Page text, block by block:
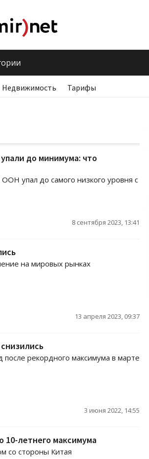
Недвижимость Тарифы
до минимума: что
упал до самого низкого уровня с
8 сентября 2023, 13:41
на мировых рынках
13 апреля 2023, 09:37
рекордного максимума в марте
3 июня 2022, 14:55
10-летнего максимума
со стороны Китая